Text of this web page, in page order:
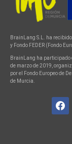
BrainLang S.L. ha
y Fondo FEDER (Fondo
BrainLang ha participado
de marzo de 2019,
por el Fondo Europeo de
de Murcia.